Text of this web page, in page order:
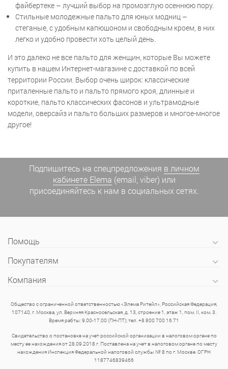
файбертеке – лучший выбор на промозглую осеннюю пору.
Стильные молодежные пальто для юных модниц –
стеганые, с удобным капюшоном и свободным кроем, в них
легко и удобно провести хоть целый день.
И это далеко не все пальто для женщин, которые Вы можете
купить в нашем Интернет-магазине с доставкой по всей
территории России. Выбор очень широк: классические
приталенные пальто и пальто прямого кроя, длинные и
короткие, пальто классических фасонов и ультрамодные
модели, оверсайз и пальто больших размеров и многое-многое
другое!
Подпишитесь на спецпредложения в личном
кабинете Elema (email, viber) или
присоединяйтесь к нам в социальных сетях.
Помощь
Покупателям
Компания
Общество с ограниченной ответственностью «Элема Ритейл», Российская Федерация,
107140, г. Москва, ул. Верхняя Красносельская, д. 13, строение 1, этаж 1, пом. II, ком. 3.
Время рабты: 9.00-17.00 (ПН-ПТ); тел. +8 800 700 16 71
Свидетельство о постановке на учет российской организации в налоговом органе по
месту ее нахождения от 28.09.2018 г. Поставлена на учет в налоговом органе по месту
нахождения Инспекция Федеральной налоговой службы № 8 по г. Москве. ОГРН
1187746839466